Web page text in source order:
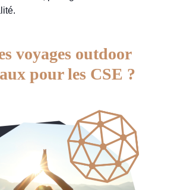
voyages outdoor
pour les CSE ?